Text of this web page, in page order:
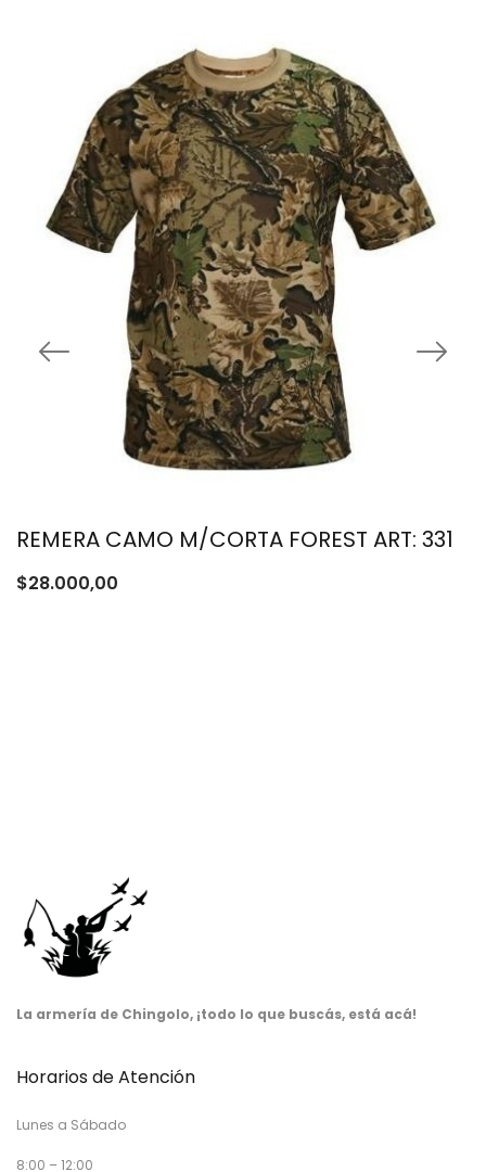
REMERA CAMO M/CORTA FOREST ART: 331
$28.000,00
La armería de Chingolo, ¡todo lo que buscás, está acá!
Horarios de Atención
Lunes a Sábado
8:00 – 12:00